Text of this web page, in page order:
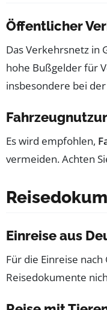
Öffentlicher
Das Verkehrsnetz in
hohe Bußgelder für
insbesondere bei
Es wird empfohlen,
vermeiden. Achten
Einreise aus
Für die Einreise
Reisedokumente